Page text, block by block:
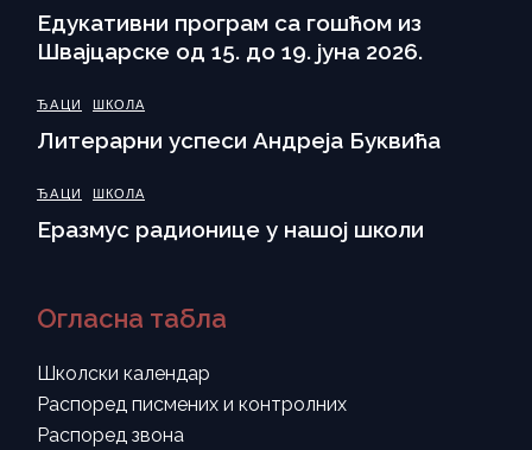
Eдукативни програм са гошћом из
Швајцарске од 15. до 19. јуна 2026.
ЂАЦИ ШКОЛА
Литерарни успеси Андреја Буквића
ЂАЦИ ШКОЛА
Еразмус радионице у нашој школи
Огласна табла
Школски календар
Распоред писмених и контролних
Распоред звона